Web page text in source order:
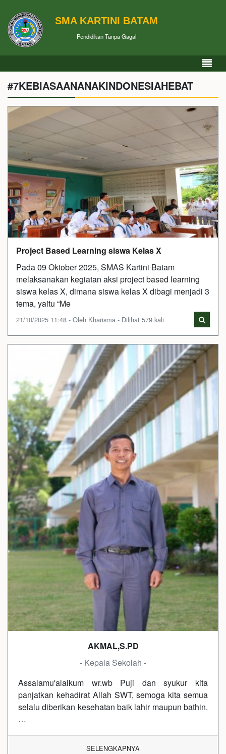
SMA KARTINI BATAM
Pendidikan Tanpa Gagal
#7KEBIASAANANAKINDONESIAHEBAT
Project Based Learning siswa Kelas X
Pada 09 Oktober 2025, SMAS Kartini Batam
melaksanakan kegiatan aksi project based learning
siswa kelas X, dimana siswa kelas X dibagi menjadi 3
tema, yaitu “Me
21/10/2025 11:48 - Oleh Kharisma - Dilihat 579 kali
AKMAL,S.PD
- Kepala Sekolah -
Assalamu'alaikum wr.wb Puji dan syukur kita
panjatkan kehadirat Allah SWT, semoga kita semua
selalu diberikan kesehatan baik lahir maupun bathin.
…
SELENGKAPNYA